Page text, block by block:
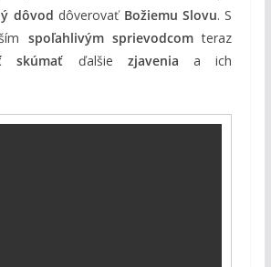
dôvod dôverovať Božiemu Slovu. S
spoľahlivým sprievodcomteraz
skúmať ďalšie zjavenia a ich